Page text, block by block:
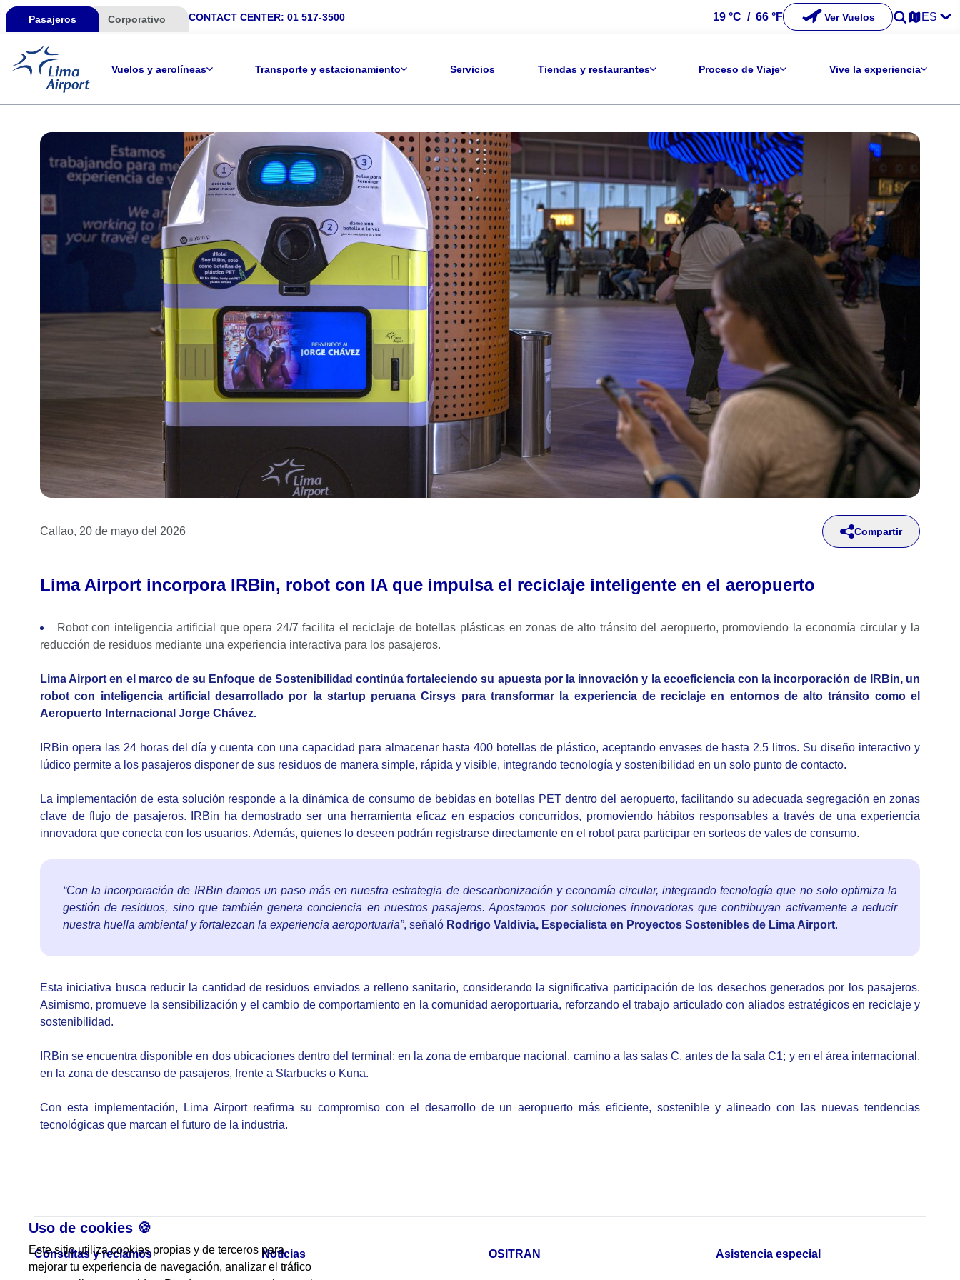
Pasajeros Corporativo CONTACT CENTER: 01 517-3500 19 °C / 66 °F Ver Vuelos ES
Vuelos y aerolíneas Transporte y estacionamiento Servicios Tiendas y restaurantes Proceso de Viaje Vive la experiencia
Callao, 20 de mayo del 2026 Compartir
Lima Airport incorpora IRBin, robot con IA que impulsa el reciclaje inteligente en el aeropuerto
Robot con inteligencia artificial que opera 24/7 facilita el reciclaje de botellas plásticas en zonas de alto tránsito del aeropuerto, promoviendo la economía circular y la
reducción de residuos mediante una experiencia interactiva para los pasajeros.
Lima Airport en el marco de su Enfoque de Sostenibilidad continúa fortaleciendo su apuesta por la innovación y la ecoeficiencia con la incorporación de IRBin, un
robot con inteligencia artificial desarrollado por la startup peruana Cirsys para transformar la experiencia de reciclaje en entornos de alto tránsito como el
Aeropuerto Internacional Jorge Chávez.
IRBin opera las 24 horas del día y cuenta con una capacidad para almacenar hasta 400 botellas de plástico, aceptando envases de hasta 2.5 litros. Su diseño interactivo y
lúdico permite a los pasajeros disponer de sus residuos de manera simple, rápida y visible, integrando tecnología y sostenibilidad en un solo punto de contacto.
La implementación de esta solución responde a la dinámica de consumo de bebidas en botellas PET dentro del aeropuerto, facilitando su adecuada segregación en zonas
clave de flujo de pasajeros. IRBin ha demostrado ser una herramienta eficaz en espacios concurridos, promoviendo hábitos responsables a través de una experiencia
innovadora que conecta con los usuarios. Además, quienes lo deseen podrán registrarse directamente en el robot para participar en sorteos de vales de consumo.
“Con la incorporación de IRBin damos un paso más en nuestra estrategia de descarbonización y economía circular, integrando tecnología que no solo optimiza la
gestión de residuos, sino que también genera conciencia en nuestros pasajeros. Apostamos por soluciones innovadoras que contribuyan activamente a reducir
nuestra huella ambiental y fortalezcan la experiencia aeroportuaria”, señaló Rodrigo Valdivia, Especialista en Proyectos Sostenibles de Lima Airport.
Esta iniciativa busca reducir la cantidad de residuos enviados a relleno sanitario, considerando la significativa participación de los desechos generados por los pasajeros.
Asimismo, promueve la sensibilización y el cambio de comportamiento en la comunidad aeroportuaria, reforzando el trabajo articulado con aliados estratégicos en reciclaje y
sostenibilidad.
IRBin se encuentra disponible en dos ubicaciones dentro del terminal: en la zona de embarque nacional, camino a las salas C, antes de la sala C1; y en el área internacional,
en la zona de descanso de pasajeros, frente a Starbucks o Kuna.
Con esta implementación, Lima Airport reafirma su compromiso con el desarrollo de un aeropuerto más eficiente, sostenible y alineado con las nuevas tendencias
tecnológicas que marcan el futuro de la industria.
Uso de cookies 🍪
Este sitio utiliza cookies propias y de terceros para
mejorar tu experiencia de navegación, analizar el tráfico
Consultas y reclamos Noticias OSITRAN Asistencia especial